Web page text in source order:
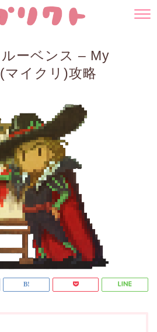
ーベンス – My
イクリ)攻略